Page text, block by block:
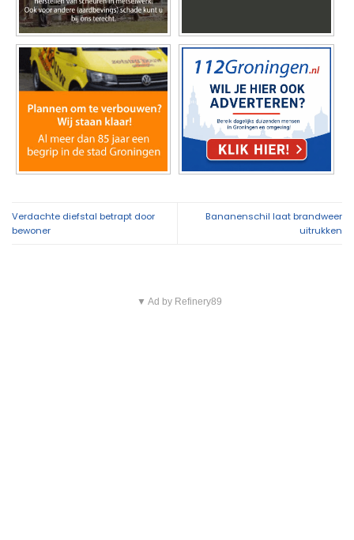
Verdachte diefstal betrapt door
bewoner
Bananenschil laat brandweer
uitrukken
▼ Ad by Refinery89